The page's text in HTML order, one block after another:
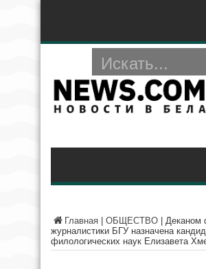
Главная ОБЩЕСТВО
Деканом
журналистики БГУ назначена
филологических наук Елизавета